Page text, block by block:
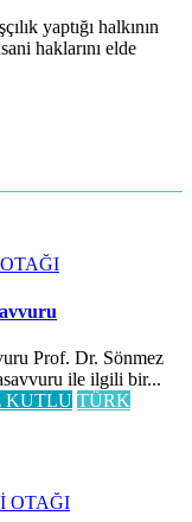
yaptığı halkının
haklarını elde
Prof. Dr. Sönmez
ile ilgili bir...
KUTLU TÜRK
OTAĞI